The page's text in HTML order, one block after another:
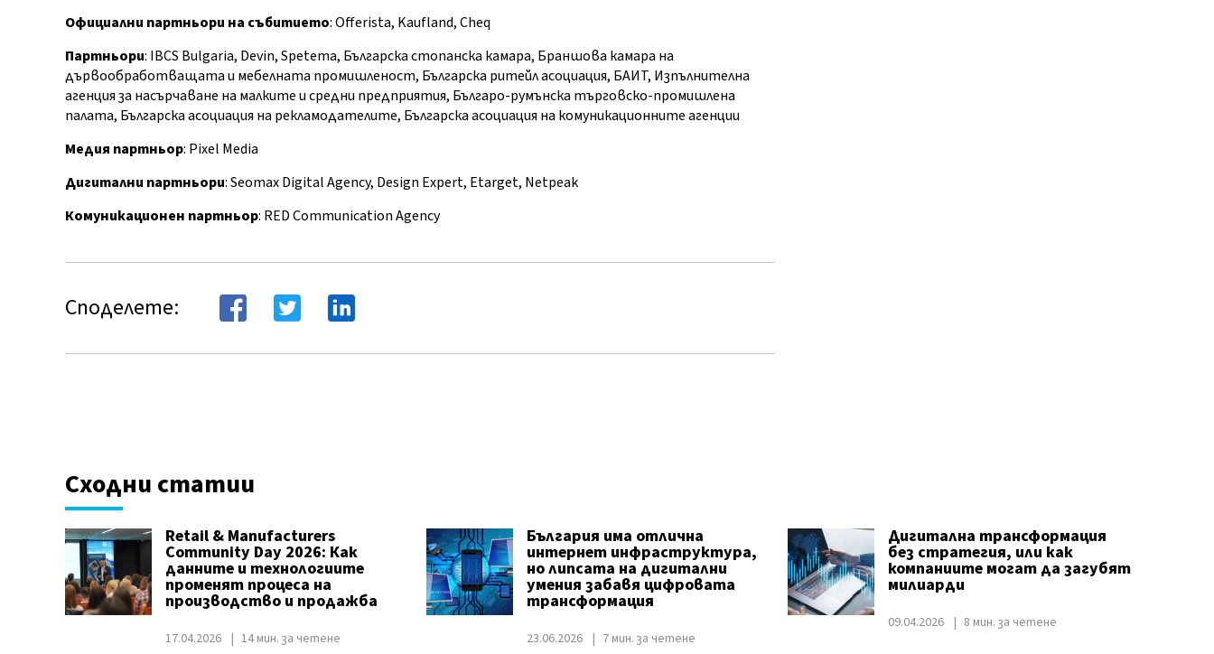
Официални партньори на събитието: Offerista, Kaufland, Cheq
Партньори: IBCS Bulgaria, Devin, Spetema, Българска стопанска камара, Браншова камара на
дървообработващата и мебелната промишленост, Българска ритейл асоциация, БАИТ, Изпълнителна
агенция за насърчаване на малките и средни предприятия, Българо-румънска търговско-промишлена
палата, Българска асоциация на рекламодателите, Българска асоциация на комуникационните агенции
Медия партньор: Pixel Media
Дигитални партньори: Seomax Digital Agency, Design Expert, Etarget, Netpeak
Комуникационен партньор: RED Communication Agency
Споделете:
Сходни статии
Retail & Manufacturers
Community Day 2026: Как
данните и технологиите
променят процеса на
производство и продажба
17.04.2026 14 мин. за четене
България има отлична
интернет инфраструктура,
но липсата на дигитални
умения забавя цифровата
трансформация
23.06.2026 7 мин. за четене
Дигитална трансформация
без стратегия, или как
компаниите могат да загубят
милиарди
09.04.2026 8 мин. за четене